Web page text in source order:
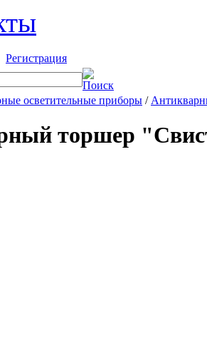
Регистрация
осветительные приборы /
торшер